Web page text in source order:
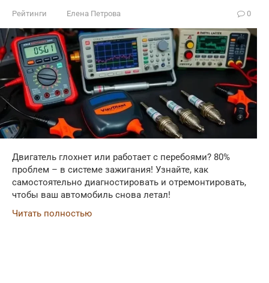
Рейтинги Елена Петрова 0
Двигатель глохнет или работает с перебоями? 80%
проблем – в системе зажигания! Узнайте, как
самостоятельно диагностировать и отремонтировать,
чтобы ваш автомобиль снова летал!
Читать полностью